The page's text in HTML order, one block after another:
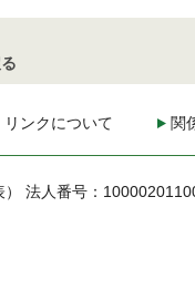
リンクについて 関
法人番号：